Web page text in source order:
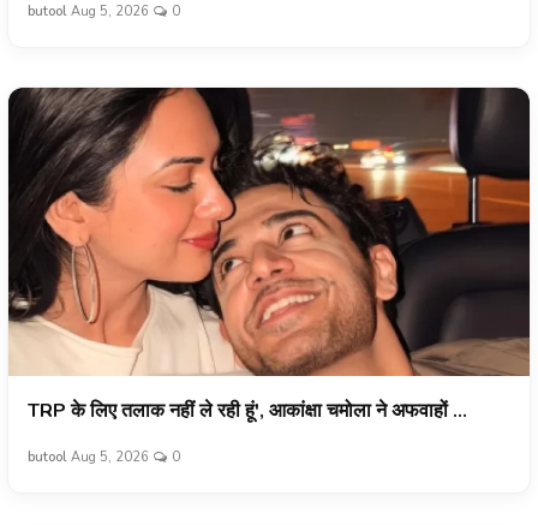
butool Aug 5, 2026 0
TRP के लिए तलाक नहीं ले रही हूं', आकांक्षा चमोला ने अफवाहों ...
butool Aug 5, 2026 0